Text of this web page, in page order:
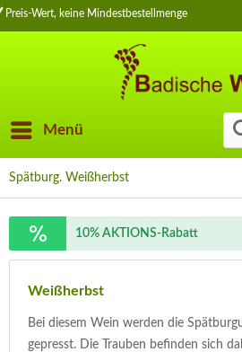
Preis-Wert, keine Mindestbestellmenge
Menü
Spätburg. Weißherbst
10% AKTIONS-Rabatt
Weißherbst
Bei diesem Wein werden die
gepresst. Die Trauben befinden sich